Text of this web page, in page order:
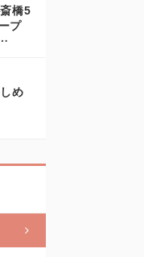
橋5
プ
め